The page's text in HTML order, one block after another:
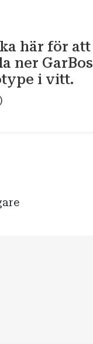
här för att
ner GarBos
i vitt.